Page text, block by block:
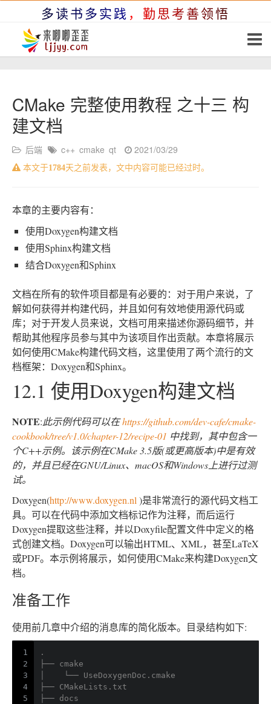
多读书多实践，勤思考善领悟
CMake 完整使用教程 之十三 构
建文档
后端 c++ cmake qt 2021/03/29
本文于1784天之前发表，文中内容可能已经过时。
本章的主要内容有：
使用Doxygen构建文档
使用Sphinx构建文档
结合Doxygen和Sphinx
文档在所有的软件项目都是有必要的：对于用户来说，了
解如何获得并构建代码，并且如何有效地使用源代码或
库；对于开发人员来说，文档可用来描述你源码细节，并
帮助其他程序员参与其中为该项目作出贡献。本章将展示
如何使用CMake构建代码文档，这里使用了两个流行的文
档框架：Doxygen和Sphinx。
12.1 使用Doxygen构建文档
NOTE:此示例代码可以在https://github.com/dev-cafe/cmake-
cookbook/tree/v1.0/chapter-12/recipe-01 中找到，其中包含一
个C++示例。该示例在CMake 3.5版(或更高版本)中是有效
的，并且已经在GNU/Linux、macOS和Windows上进行过测
试。
Doxygen(http://www.doxygen.nl )是非常流行的源代码文档工
具。可以在代码中添加文档标记作为注释，而后运行
Doxygen提取这些注释，并以Doxyfile配置文件中定义的格
式创建文档。Doxygen可以输出HTML、XML，甚至LaTeX
或PDF。本示例将展示，如何使用CMake来构建Doxygen文
档。
准备工作
使用前几章中介绍的消息库的简化版本。目录结构如下:
1
2
3
4
5
.
├── cmake
│    └── UseDoxygenDoc .cmake
├── CMakeLists .txt
├── docs